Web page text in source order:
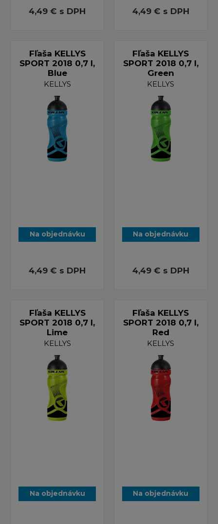
4,49 € s DPH 4,49 € s DPH
Fľaša KELLYS
SPORT 2018 0,7 l,
Blue
KELLYS
Na objednávku
4,49 € s DPH
Fľaša KELLYS
SPORT 2018 0,7 l,
Green
KELLYS
Na objednávku
4,49 € s DPH
Fľaša KELLYS
SPORT 2018 0,7 l,
Lime
KELLYS
Na objednávku
Fľaša KELLYS
SPORT 2018 0,7 l,
Red
KELLYS
Na objednávku